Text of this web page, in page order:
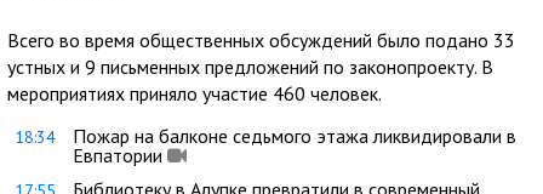
Всего во время общественных обсуждений было подано 33
устных и 9 письменных предложений по законопроекту. В
мероприятиях приняло участие 460 человек.
18:34
Пожар на балконе седьмого этажа ликвидировали в
Евпатории
Библиотеку в Алупке превратили в современный